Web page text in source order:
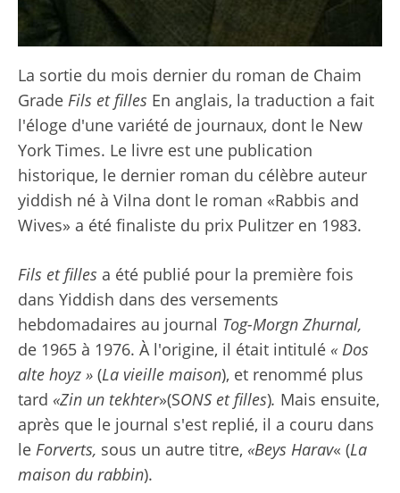
La sortie du mois dernier du roman de Chaim
Grade Fils et filles En anglais, la traduction a fait
l'éloge d'une variété de journaux, dont le New
York Times. Le livre est une publication
historique, le dernier roman du célèbre auteur
yiddish né à Vilna dont le roman «Rabbis and
Wives» a été finaliste du prix Pulitzer en 1983.
Fils et filles a été publié pour la première fois
dans Yiddish dans des versements
hebdomadaires au journal Tog-Morgn Zhurnal,
de 1965 à 1976. À l'origine, il était intitulé « Dos
alte hoyz » (La vieille maison), et renommé plus
tard «Zin un tekhter»(SONS et filles). Mais ensuite,
après que le journal s'est replié, il a couru dans
le Forverts, sous un autre titre, «Beys Harav« (La
maison du rabbin).